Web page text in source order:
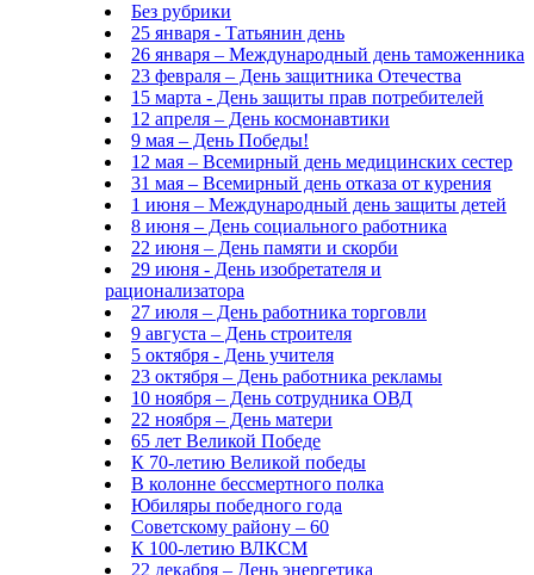
Без рубрики
25 января - Татьянин день
26 января – Международный день таможенника
23 февраля – День защитника Отечества
15 марта - День защиты прав потребителей
12 апреля – День космонавтики
9 мая – День Победы!
12 мая – Всемирный день медицинских сестер
31 мая – Всемирный день отказа от курения
1 июня – Международный день защиты детей
8 июня – День социального работника
22 июня – День памяти и скорби
29 июня - День изобретателя и
рационализатора
27 июля – День работника торговли
9 августа – День строителя
5 октября - День учителя
23 октября – День работника рекламы
10 ноября – День сотрудника ОВД
22 ноября – День матери
65 лет Великой Победе
К 70-летию Великой победы
В колонне бессмертного полка
Юбиляры победного года
Советскому району – 60
К 100-летию ВЛКСМ
22 декабря – День энергетика